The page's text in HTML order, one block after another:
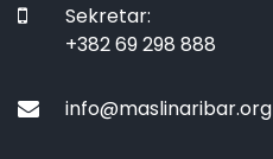
Sekretar:
+382 69 298 888
info@maslinaribar.org